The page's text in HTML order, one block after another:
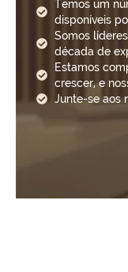
Temos um
disponíveis
Somos
década de
Estamos
crescer, e
Junte-se aos